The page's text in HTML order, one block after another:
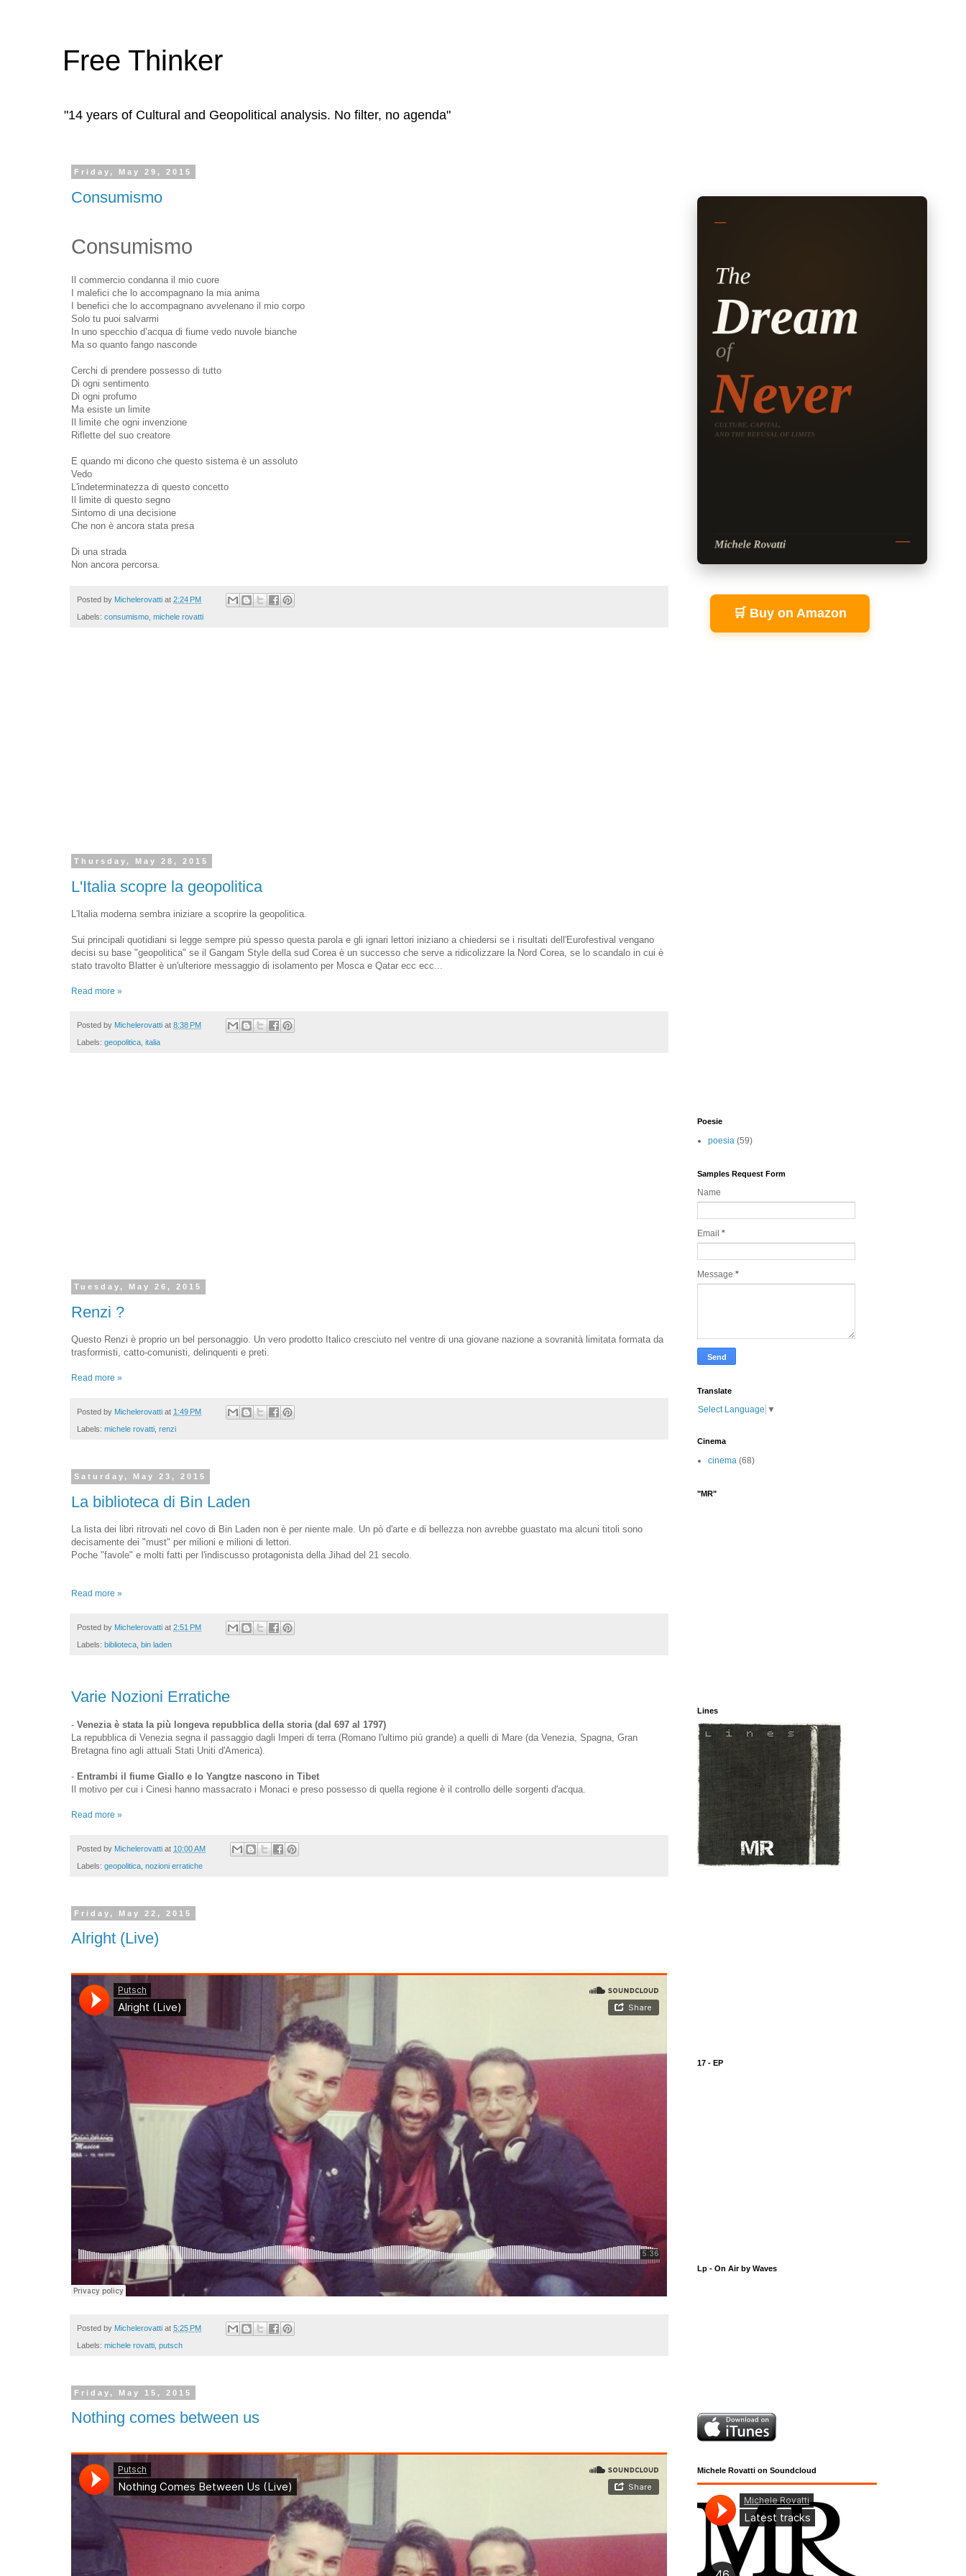
Free Thinker
"14 years of Cultural and Geopolitical analysis. No filter, no agenda"
Friday, May 29, 2015
Consumismo
Consumismo
Il commercio condanna il mio cuore
I malefici che lo accompagnano la mia anima
I benefici che lo accompagnano avvelenano il mio corpo
Solo tu puoi salvarmi
In uno specchio d’acqua di fiume vedo nuvole bianche
Ma so quanto fango nasconde
Cerchi di prendere possesso di tutto
Di ogni sentimento
Di ogni profumo
Ma esiste un limite
Il limite che ogni invenzione
Riflette del suo creatore
E quando mi dicono che questo sistema è un assoluto
Vedo
L'indeterminatezza di questo concetto
Il limite di questo segno
Sintomo di una decisione
Che non è ancora stata presa
Di una strada
Non ancora percorsa.
Posted by Michelerovatti at 2:24 PM
Labels: consumismo michele rovatti
Thursday, May 28, 2015
L'Italia scopre la geopolitica
L'Italia moderna sembra iniziare a scoprire la geopolitica.
Sui principali quotidiani si legge sempre più spesso questa parola e gli ignari lettori iniziano a chiedersi se i risultati dell'Eurofestival vengano
decisi su base "geopolitica" se il Gangam Style della sud Corea è un successo che serve a ridicolizzare la Nord Corea, se lo scandalo in cui è
stato travolto Blatter è un'ulteriore messaggio di isolamento per Mosca e Qatar ecc ecc...
Read more »
Posted by Michelerovatti at 8:38 PM
Labels: geopolitica italia
Tuesday, May 26, 2015
Renzi ?
Questo Renzi è proprio un bel personaggio. Un vero prodotto Italico cresciuto nel ventre di una giovane nazione a sovranità limitata formata da
trasformisti, catto-comunisti, delinquenti e preti.
Read more »
Posted by Michelerovatti at 1:49 PM
Labels: michele rovatti renzi
Saturday, May 23, 2015
La biblioteca di Bin Laden
La lista dei libri ritrovati nel covo di Bin Laden non è per niente male. Un pò d'arte e di bellezza non avrebbe guastato ma alcuni titoli sono
decisamente dei "must" per milioni e milioni di lettori.
Poche "favole" e molti fatti per l'indiscusso protagonista della Jihad del 21 secolo.
Read more »
Posted by Michelerovatti at 2:51 PM
Labels: biblioteca bin laden
Varie Nozioni Erratiche
- Venezia è stata la più longeva repubblica della storia (dal 697 al 1797)
La repubblica di Venezia segna il passaggio dagli Imperi di terra (Romano l'ultimo più grande) a quelli di Mare (da Venezia, Spagna, Gran
Bretagna fino agli attuali Stati Uniti d'America).
- Entrambi il fiume Giallo e lo Yangtze nascono in Tibet
Il motivo per cui i Cinesi hanno massacrato i Monaci e preso possesso di quella regione è il controllo delle sorgenti d'acqua.
Read more »
Posted by Michelerovatti at 10:00 AM
Labels: geopolitica nozioni erratiche
Friday, May 22, 2015
Alright (Live)
Posted by Michelerovatti at 5:25 PM
Labels: michele rovatti putsch
Friday, May 15, 2015
Nothing comes between us
🛒 Buy on Amazon
Poesie
poesia (59)
Samples Request Form
Name
Email *
Message *
Translate
Select Language ▼
Cinema
cinema (68)
"MR"
Lines
17 - EP
Lp - On Air by Waves
Michele Rovatti on Soundcloud